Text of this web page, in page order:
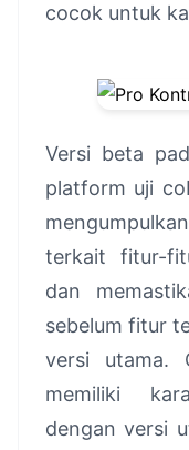
cocok untuk
Versi beta
platform uji
terkait fitur-
dan
sebelum fitur
versi utama.
memiliki
dengan versi